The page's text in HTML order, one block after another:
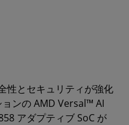
性とセキュリティが強化
ンの AMD Versal™ AI
アダプティブ SoC が